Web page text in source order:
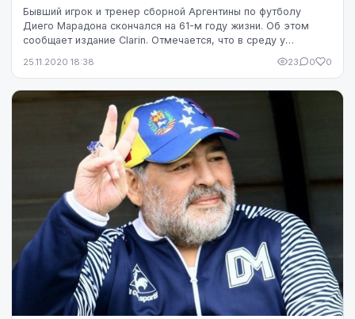
Бывший игрок и тренер сборной Аргентины по футболу
Диего Марадона скончался на 61-м году жизни. Об этом
сообщает издание Clarin. Отмечается, что в среду у
25.11.2020 18:38 23 0 0